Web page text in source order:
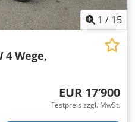
1 / 15
4 Wege,
EUR 17’900
Festpreis zzgl. MwSt.